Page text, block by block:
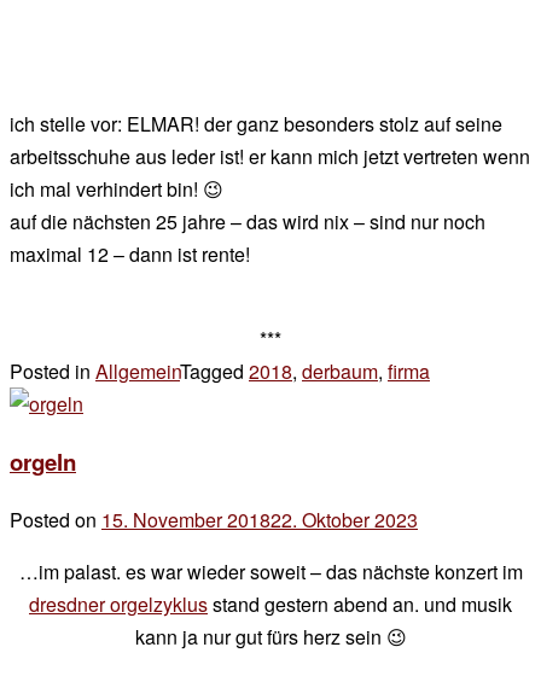
ich stelle vor: ELMAR! der ganz besonders stolz auf seine
arbeitsschuhe aus leder ist! er kann mich jetzt vertreten wenn
ich mal verhindert bin! 😉
auf die nächsten 25 jahre – das wird nix – sind nur noch
maximal 12 – dann ist rente!
***
Posted in AllgemeinTagged 2018, derbaum, firma
orgeln
Posted on 15. November 201822. Oktober 2023
chef
…im palast. es war wieder soweit – das nächste konzert im
dresdner orgelzyklusstand gestern abend an. und musik
kann ja nur gut fürs herz sein 😉